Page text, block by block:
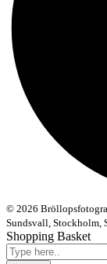
© 2026
Sundsvall, Stockholm,
Shopping Basket